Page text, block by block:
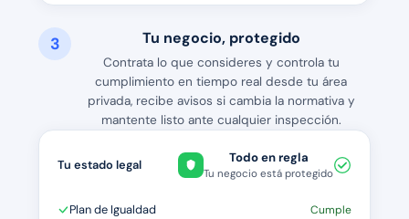
3 Tu negocio, protegido
Contrata lo que consideres y controla tu
cumplimiento en tiempo real desde tu área
privada, recibe avisos si cambia la normativa y
mantente listo ante cualquier inspección.
Tu estado legal Todo en regla
Tu negocio está protegido
Plan de Igualdad Cumple